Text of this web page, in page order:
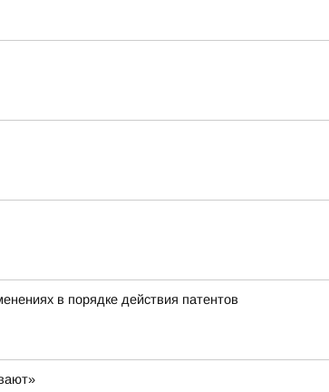
в порядке действия патентов